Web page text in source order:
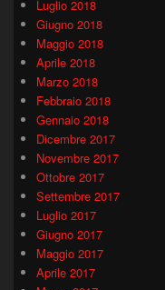
Luglio 2018
Giugno 2018
Maggio 2018
Aprile 2018
Marzo 2018
Febbraio 2018
Gennaio 2018
Dicembre 2017
Novembre 2017
Ottobre 2017
Settembre 2017
Luglio 2017
Giugno 2017
Maggio 2017
Aprile 2017